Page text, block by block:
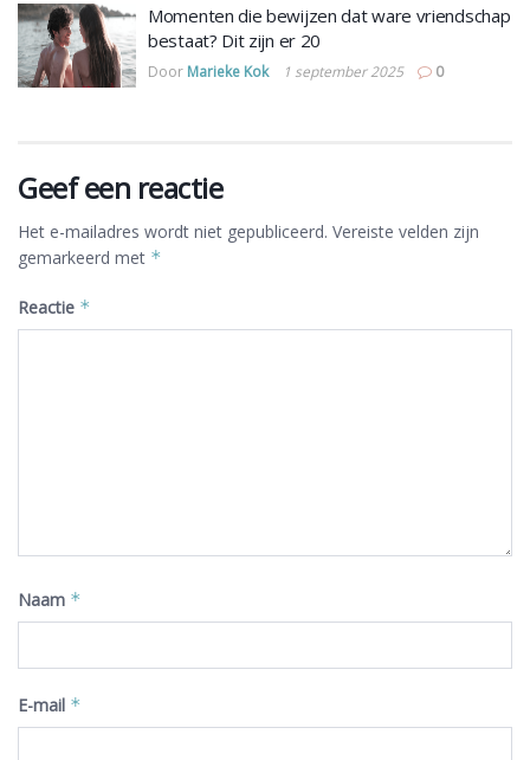
Momenten die bewijzen dat ware vriendschap
bestaat? Dit zijn er 20
Door Marieke Kok 1 september 2025 0
Geef een reactie
Het e-mailadres wordt niet gepubliceerd. Vereiste velden zijn
gemarkeerd met *
Reactie *
Naam *
E-mail *